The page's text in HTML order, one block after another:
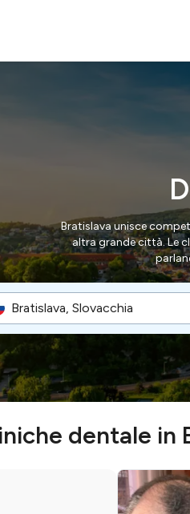
Bratislava unisce
altra grande città. Le
Bratislava, Slovacchia
dentale in